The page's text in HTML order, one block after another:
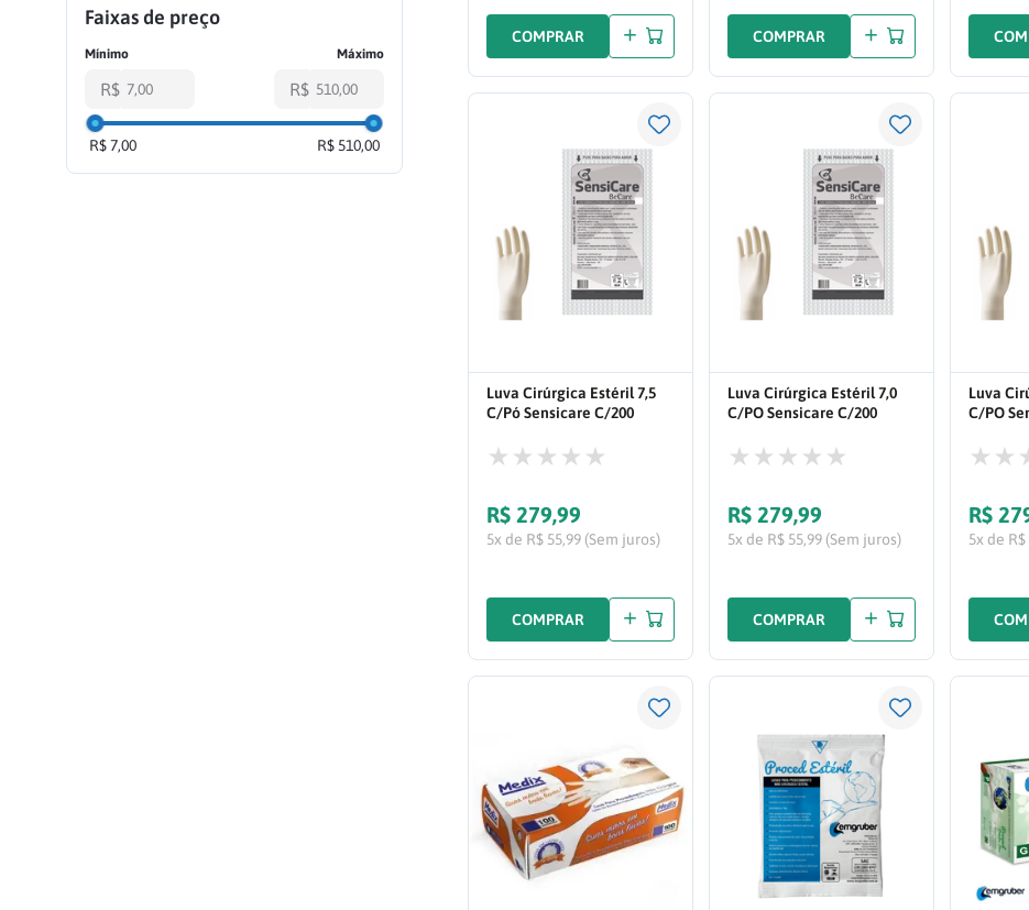
MUCAMBO (2 )
DESCARPACK
Faixas de preço
R$ R$
R$ 7,00 R$ 510,00
COMPRAR COMPRAR
Luva Cirúrgica Estéril 7,5
C/Pó Sensicare C/200
R$ 279,99
5x de R$ 55,99 (Sem juros)
COMPRAR
Luva Cirúrgica Estéril 7,0
C/PO Sensicare C/200
R$ 279,99
5x de R$ 55,99 (Sem juros)
COMPRAR
Luva
C/PO
R$
5x de